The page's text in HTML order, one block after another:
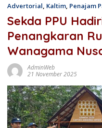
Advertorial, Kaltim, Penajam
Sekda PPU
Penangkaran
Wanagama
AdminWeb
21 November 2025